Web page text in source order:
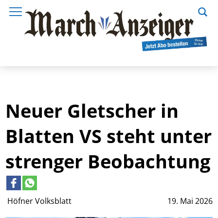
Höfner Volksblatt 19. Mai 2026
Neuer Gletscher in
Blatten VS steht unter
strenger Beobachtung